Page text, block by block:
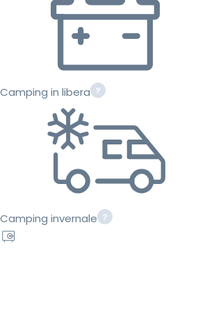
Camping in libera
Camping invernale